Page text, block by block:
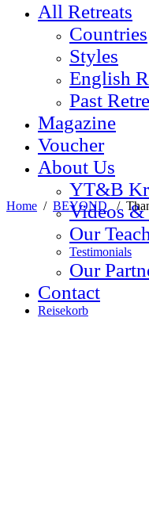
All Retreats
Countries
Styles
English
Past
Magazine
Voucher
About Us
YT&B
Videos
Our
Testimonials
Our
Contact
Reisekorb
Home / BEYOND /